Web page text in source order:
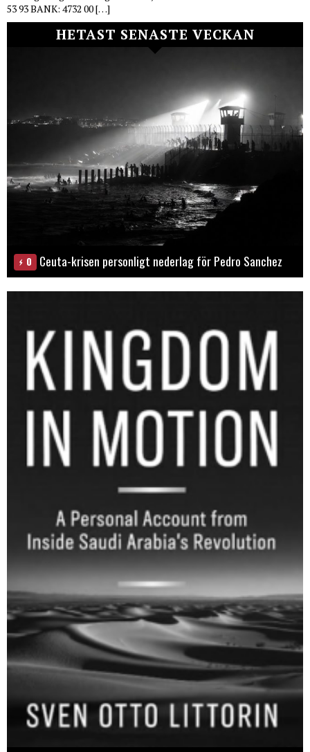
53 93 BANK: 4732 00 […]
HETAST SENASTE VECKAN
0 Ceuta-krisen personligt nederlag för Pedro Sanchez